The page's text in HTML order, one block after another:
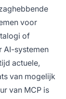
voor
of
systemen
actuele,
van mogelijk
van MCP is